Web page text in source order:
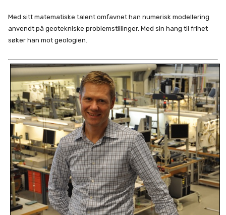
Med sitt matematiske talent omfavnet han numerisk modellering
anvendt på geotekniske problemstillinger. Med sin hang til frihet
søker han mot geologien.